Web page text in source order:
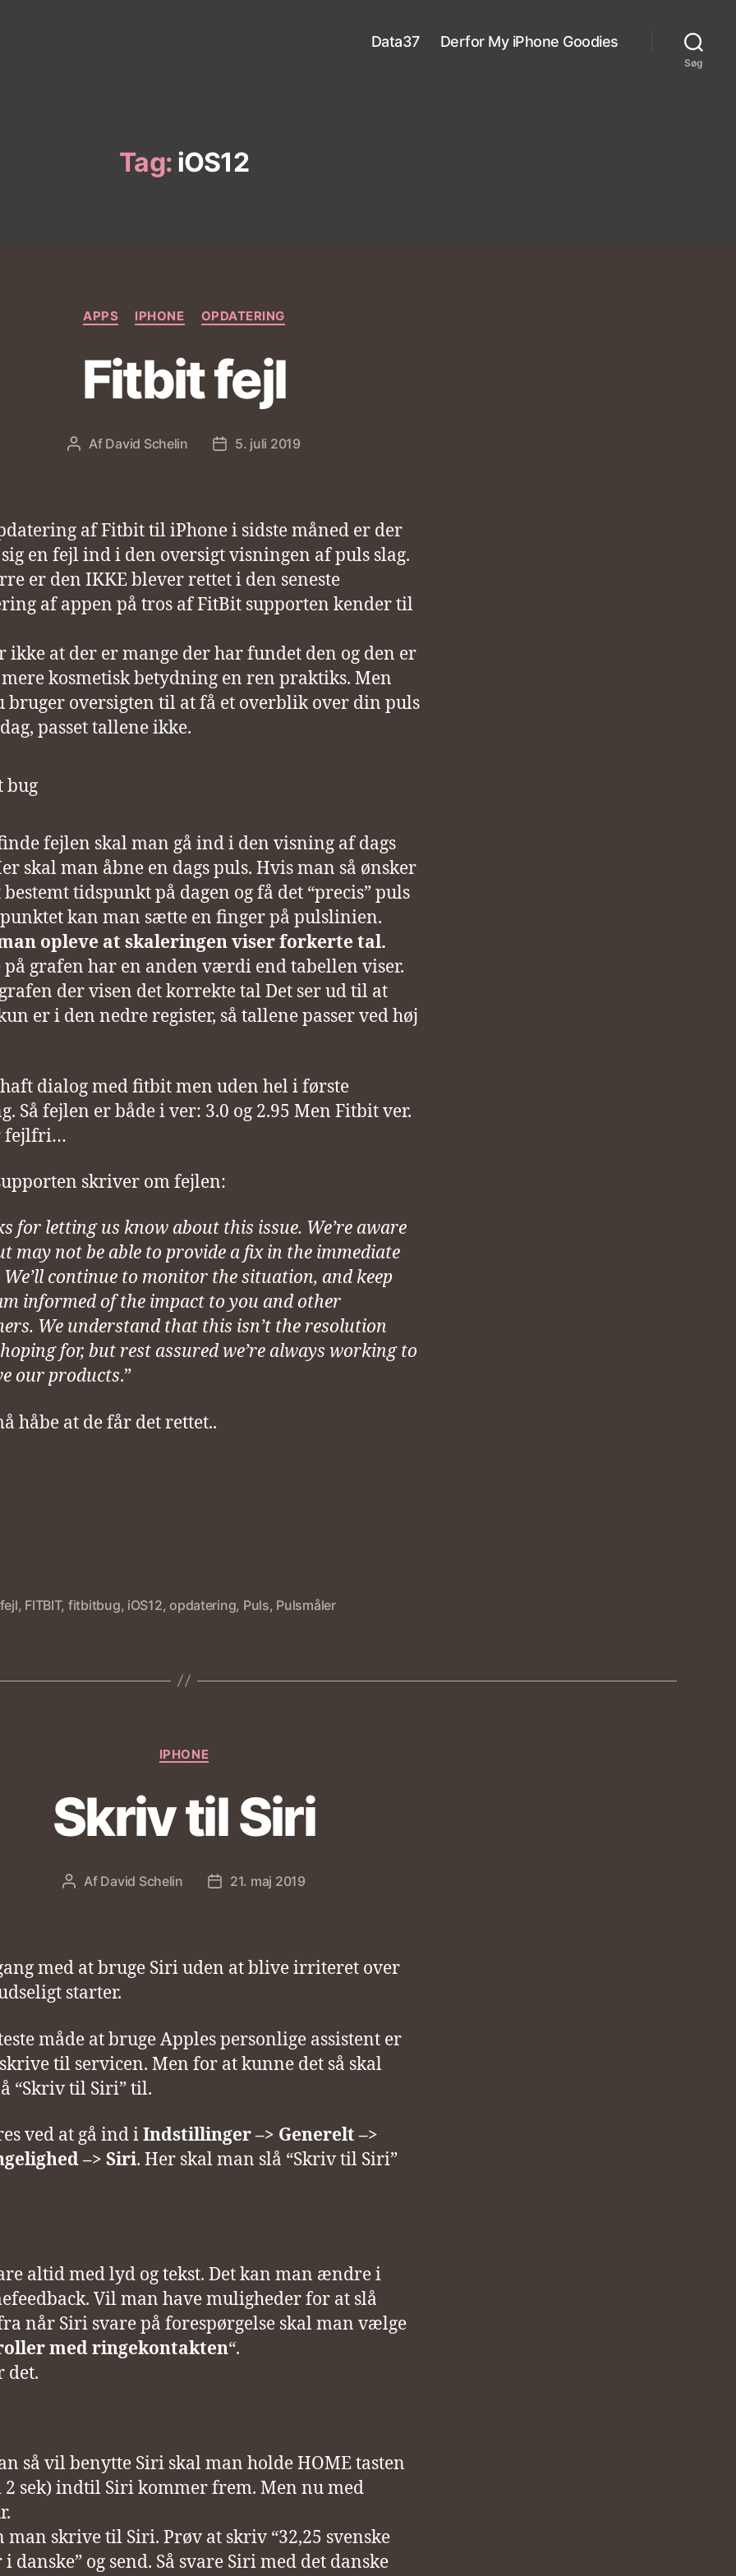
Data37 Derfor My iPhone Goodies
Søg
Tag: iOS12
Kategorier
APPS IPHONE OPDATERING
Fitbit fejl
Indlægsforfatter
Af David Schelin Indlægsdato
5. juli 2019
af Fitbit til iPhone i sidste måned er der
sig en fejl ind i den oversigt visningen af puls slag.
er den IKKE blever rettet i den seneste
af appen på tros af FitBit supporten kender til
ikke at der er mange der har fundet den og den er
kosmetisk betydning en ren praktiks. Men
bruger oversigten til at få et overblik over din puls
passet tallene ikke.
fejlen skal man gå ind i den visning af dags
skal man åbne en dags puls. Hvis man så ønsker
bestemt tidspunkt på dagen og få det “precis” puls
kan man sætte en finger på pulslinien.
opleve at skaleringen viser forkerte tal.
på grafen har en anden værdi end tabellen viser.
der visen det korrekte tal Det ser ud til at
er i den nedre register, så tallene passer ved høj
dialog med fitbit men uden hel i første
Så fejlen er både i ver: 3.0 og 2.95 Men Fitbit ver.
fejlfri…
skriver om fejlen:
for letting us know about this issue. We’re aware
may not be able to provide a fix in the immediate
continue to monitor the situation, and keep
informed of the impact to you and other
We understand that this isn’t the resolution
for, but rest assured we’re always working to
our products.”
håbe at de får det rettet..
fejl, FITBIT, fitbitbug, iOS12,opdatering, Puls, Pulsmåler
Kategorier
IPHONE
Skriv til Siri
Indlægsforfatter
Af David Schelin Indlægsdato
21. maj 2019
med at bruge Siri uden at blive irriteret over
starter.
måde at bruge Apples personlige assistent er
til servicen. Men for at kunne det så skal
“Skriv til Siri” til.
ved at gå ind iIndstillinger –> Generelt –>
–> Siri. Her skal man slå “Skriv til Siri”
altid med lyd og tekst. Det kan man ændre i
Vil man have muligheder for at slå
når Siri svare på forespørgelse skal man vælge
med ringekontakten“.
det.
så vil benytte Siri skal man holde HOME tasten
2 sek) indtil Siri kommer frem. Men nu med
man skrive til Siri. Prøv at skriv “32,25 svenske
danske” og send. Så svare Siri med det danske